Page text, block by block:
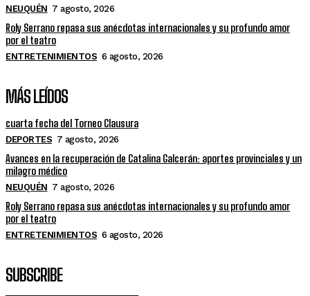
NEUQUÉN 7 agosto, 2026
Roly Serrano repasa sus anécdotas internacionales y su profundo amor
por el teatro
ENTRETENIMIENTOS 6 agosto, 2026
MÁS LEÍDOS
cuarta fecha del Torneo Clausura
DEPORTES 7 agosto, 2026
Avances en la recuperación de Catalina Galcerán: aportes provinciales y un
milagro médico
NEUQUÉN 7 agosto, 2026
Roly Serrano repasa sus anécdotas internacionales y su profundo amor
por el teatro
ENTRETENIMIENTOS 6 agosto, 2026
SUBSCRIBE